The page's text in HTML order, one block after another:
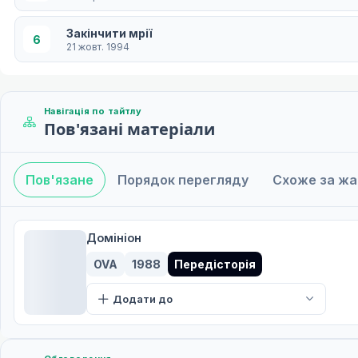
6 Закінчити мрії
21 жовт. 1994
Навігація по тайтлу
Пов'язані матеріали
Пов'язане Порядок перегляду Схоже за
Домініон
OVA
1988 Передісторія
Додати до